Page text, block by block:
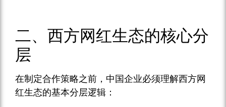
二、西方网红生态的核心分
层
在制定合作策略之前，中国企业必须理解西方网
红生态的基本分层逻辑：